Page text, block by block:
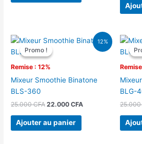
12%
Promo !
Remise : 12%
Promo !
Mixeur Smoothie Binatone
BLS-360
25.000CFA
Le
prix
initial
était :
25.000 CFA.
22.000CFA
Le
prix
actuel
22.000 CFA.
Ajouter au panier
BLG-
25.000